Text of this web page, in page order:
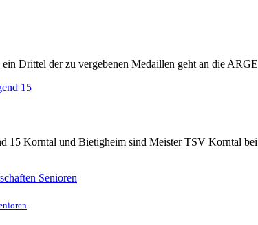
Drittel der zu vergebenen Medaillen geht an die
15 Korntal und Bietigheim sind Meister TSV Korntal